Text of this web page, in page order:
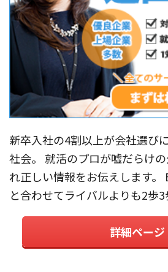
新卒入社の4割以上が会社選び
社会。 就活のプロが嘘だらけ
れ正しい情報をお伝えします。
と合わせてライバルよりも2歩3
詳細ページ